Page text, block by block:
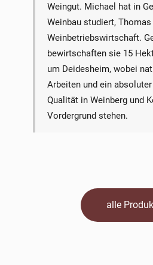
Weingut. Michael hat in
Weinbau studiert,
Weinbetriebswirtschaft.
bewirtschaften sie 15
um Deidesheim, wobei
Arbeiten und ein
Qualität in Weinberg und
Vordergrund stehen.
alle